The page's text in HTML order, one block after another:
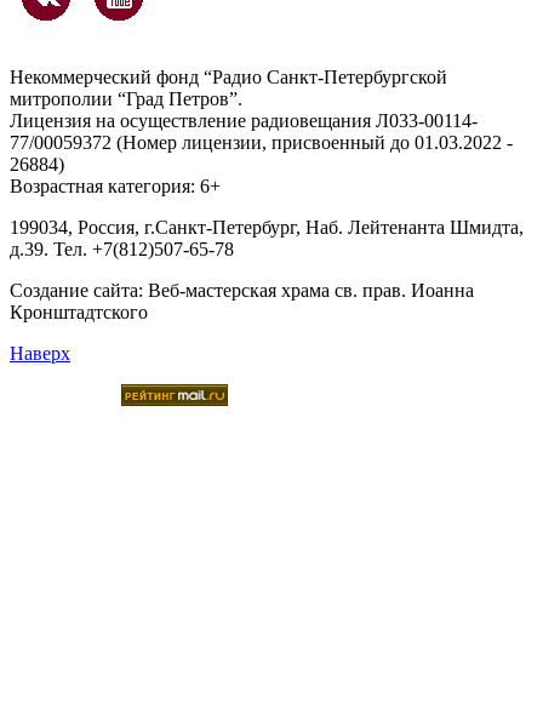
Некоммерческий фонд “Радио Санкт-Петербургской
митрополии “Град Петров”.
Лицензия на осуществление радиовещания Л033-00114-
77/00059372 (Номер лицензии, присвоенный до 01.03.2022 -
26884)
Возрастная категория: 6+
199034, Россия, г.Санкт-Петербург, Наб. Лейтенанта Шмидта,
д.39. Тел. +7(812)507-65-78
Создание сайта: Веб-мастерская храма св. прав. Иоанна
Кронштадтского
Наверх